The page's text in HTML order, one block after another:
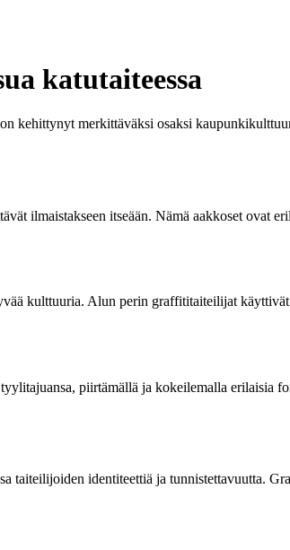
katutaiteessa
kehittynyt merkittäväksi osaksi
ilmaistakseen itseään. Nämä aakkoset ovat
kulttuuria. Alun perin graffititaiteilijat
piirtämällä ja kokeilemalla erilaisia
taiteilijoiden identiteettiä ja tunnistettavuutta.